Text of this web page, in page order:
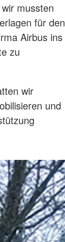
mussten
für den
Airbus ins
zu
wir
und